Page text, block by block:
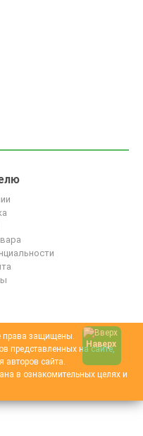
права защищены.
представленных на сайте,
авторов сайта.
в ознакомительных целях и
Наверх